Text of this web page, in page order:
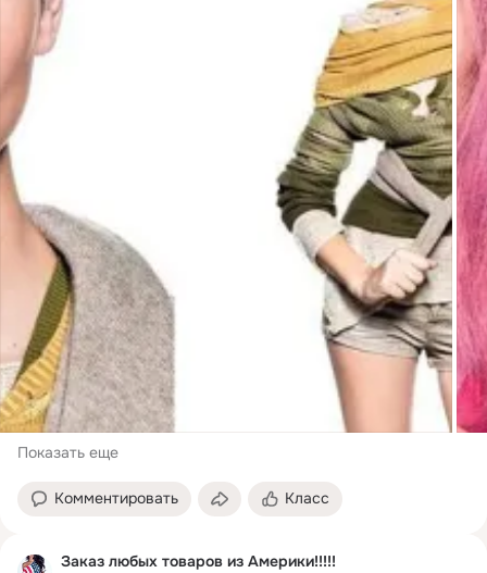
Показать еще
Комментировать Класс
Заказ любых товаров из Америки!!!!!